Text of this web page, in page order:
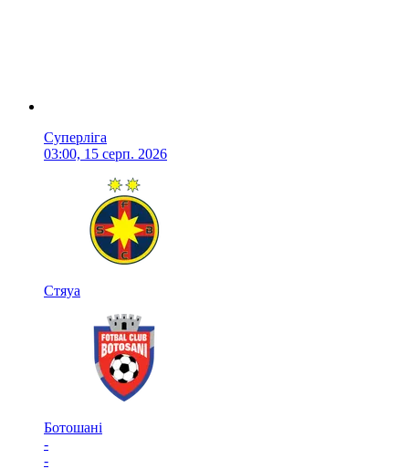
Суперліга
03:00, 15 серп. 2026
Стяуа
Ботошані
-
-